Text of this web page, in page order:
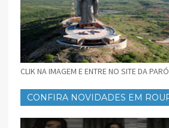
CLIK NA IMAGEM E ENTRE NO SITE DA
CONFIRA NOVIDADES EM